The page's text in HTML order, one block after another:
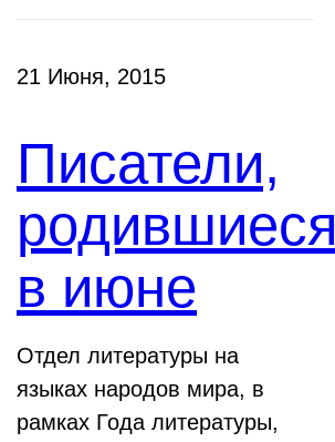
21 Июня, 2015
Писатели,
родившиеся
в июне
Отдел литературы на
языках народов мира, в
рамках Года литературы,